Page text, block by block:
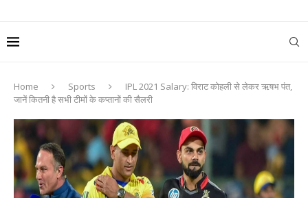
Home Sports
IPL 2021 Salary: विराट कोहली से लेकर ऋषभ पंत,
जानें कितनी है सभी टीमों के कप्तानों की सैलरी